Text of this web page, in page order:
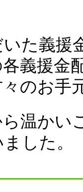
た義援
義援金
のお手
温かい
した。